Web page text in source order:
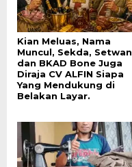
Kian Meluas, Nama
Muncul, Sekda, Setwan
dan BKAD Bone Juga
Diraja CV ALFIN Siapa
Yang Mendukung di
Belakan Layar.